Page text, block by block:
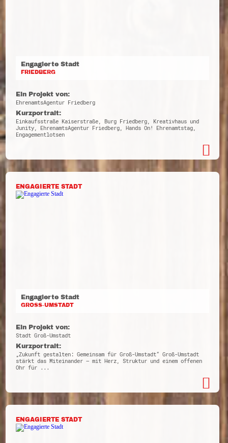
Engagierte Stadt
FRIEDBERG
Ein Projekt von:
EhrenamtsAgentur Friedberg
Kurzportrait:
Einkaufsstraße Kaiserstraße, Burg Friedberg, Kreativhaus und
Junity, EhrenamtsAgentur Friedberg, Hands On! Ehrenamtstag,
Engagementlotsen
ENGAGIERTE STADT
Engagierte Stadt
GROSS-UMSTADT
Ein Projekt von:
Stadt Groß-Umstadt
Kurzportrait:
„Zukunft gestalten: Gemeinsam für Groß-Umstadt“ Groß-Umstadt
stärkt das Miteinander – mit Herz, Struktur und einem offenen
Ohr für ...
ENGAGIERTE STADT